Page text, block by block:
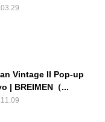
Vintage II Pop-up
| BREIMEN（...